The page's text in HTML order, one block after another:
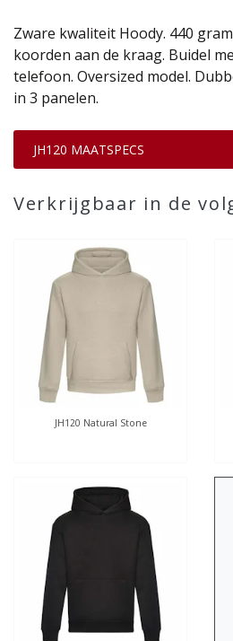
Zware kwaliteit Hoody. 440
koorden aan de kraag. Buidel
telefoon. Oversized model.
in 3 panelen.
JH120 MAATSPECS
Verkrijgbaar in de
JH120 Natural Stone